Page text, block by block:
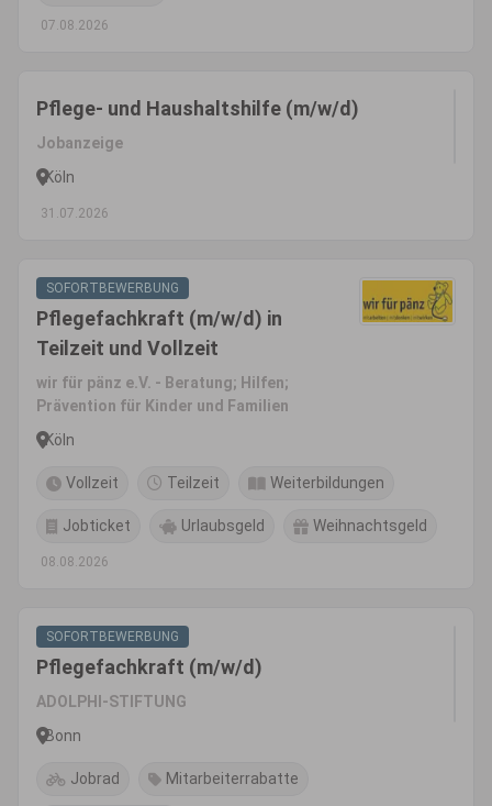
07.08.2026
Pflege- und Haushaltshilfe (m/w/d)
Jobanzeige
Köln
31.07.2026
SOFORTBEWERBUNG
Pflegefachkraft (m/w/d) in
Teilzeit und Vollzeit
wir für pänz e.V. - Beratung; Hilfen;
Prävention für Kinder und Familien
Köln
Vollzeit Teilzeit Weiterbildungen
Jobticket Urlaubsgeld Weihnachtsgeld
08.08.2026
SOFORTBEWERBUNG
Pflegefachkraft (m/w/d)
ADOLPHI-STIFTUNG
Bonn
Jobrad Mitarbeiterrabatte